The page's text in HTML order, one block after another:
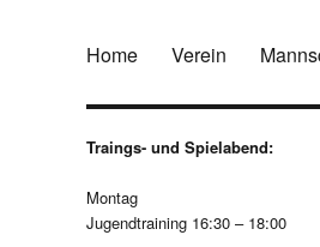
Home Verein
Traings- und Spielabend:
Montag
Jugendtraining 16:30 – 18:00